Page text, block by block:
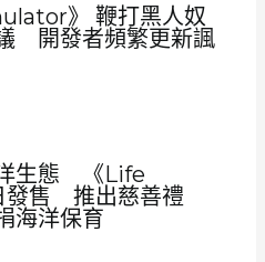
》 鞭打黑人奴
開發者頻繁更新諷
生態 《Life
發售 推出慈善禮
海洋保育